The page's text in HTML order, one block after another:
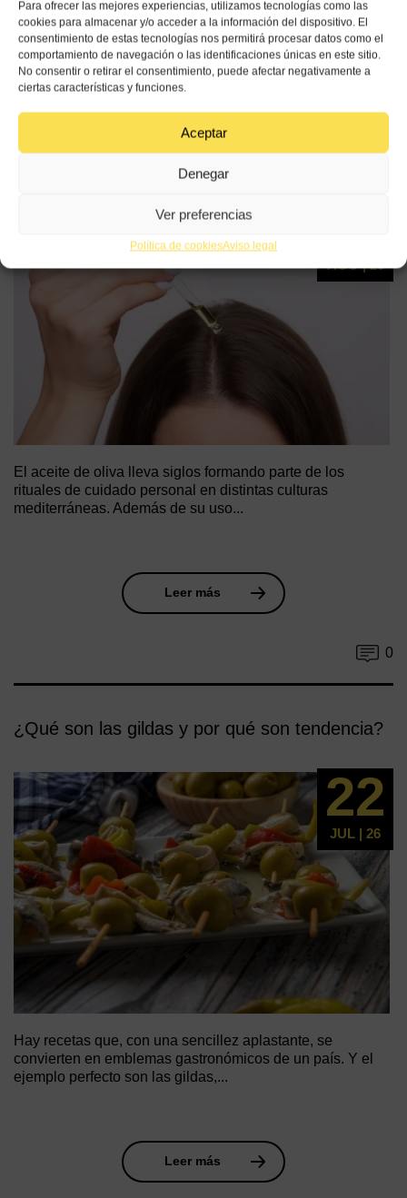
Para ofrecer las mejores experiencias, utilizamos tecnologías como las
cookies para almacenar y/o acceder a la información del dispositivo. El
consentimiento de estas tecnologías nos permitirá procesar datos como el
comportamiento de navegación o las identificaciones únicas en este sitio.
No consentir o retirar el consentimiento, puede afectar negativamente a
ciertas características y funciones.
Aceptar
Denegar
Ver preferencias
Política de cookiesAviso legal
Entradas
relacionadas
Aceite de oliva para el cuero cabelludo ¿cómo
AGO | 26
El aceite de oliva lleva siglos formando parte de los
rituales de cuidado personal en distintas culturas
mediterráneas. Además de su uso...
Leer más
0
¿Qué son las gildas y por qué son tendencia?
22
JUL | 26
Hay recetas que, con una sencillez aplastante, se
convierten en emblemas gastronómicos de un país. Y el
ejemplo perfecto son las gildas,...
Leer más